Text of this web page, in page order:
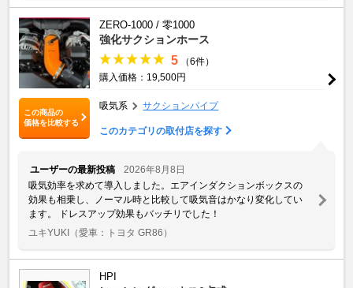
この商品の
価格を比較する
ZERO-1000 / 零1000
強化サクションホース
5
（6件）
購入価格：19,500円
吸気系 サクションパイプ
このカテゴリの取付店を探す
ユーザーの最新投稿
2026年8月8日
吸気効率を求めて導入しました。エアインダクションボックスの
効果も相乗し、ノーマル時と比較して吸気音はかなり変化してい
ます。 ドレスアップ効果もバッチリでした！
ユキYUKI （愛車：トヨタ GR86）
HPI